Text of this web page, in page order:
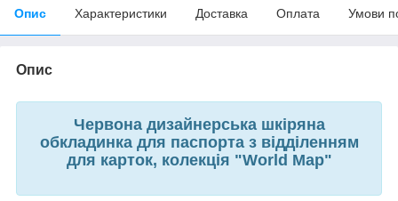
Опис Характеристики Доставка Оплата Умови
Опис
Червона дизайнерська шкіряна
обкладинка для паспорта з відділенням
для карток, колекція "World Map"